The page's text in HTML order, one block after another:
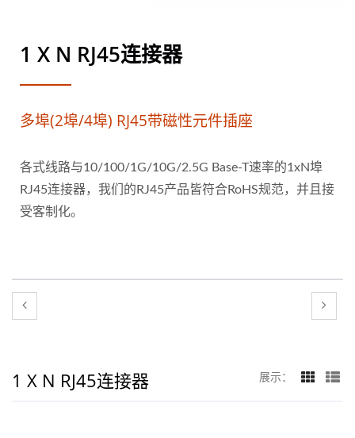
1 X N RJ45连接器
多埠(2埠/4埠) RJ45带磁性元件插座
各式线路与10/100/1G/10G/2.5G Base-T速率的1xN埠
RJ45连接器，我们的RJ45产品皆符合RoHS规范，并且接
受客制化。
1 X N RJ45连接器 展示：